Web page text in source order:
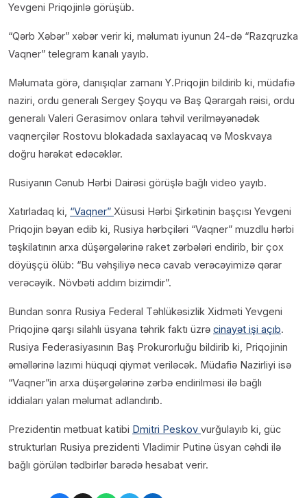
Yevgeni Priqojinlə görüşüb.
“Qərb Xəbər” xəbər verir ki, məlumatı iyunun 24-də “Razqruzka
Vaqner” telegram kanalı yayıb.
Məlumata görə, danışıqlar zamanı Y.Priqojin bildirib ki, müdafiə
naziri, ordu generalı Sergey Şoyqu və Baş Qərargah rəisi, ordu
generalı Valeri Gerasimov onlara təhvil verilməyənədək
vaqnerçilər Rostovu blokadada saxlayacaq və Moskvaya
doğru hərəkət edəcəklər.
Rusiyanın Cənub Hərbi Dairəsi görüşlə bağlı video yayıb.
Xatırladaq ki, “Vaqner” Xüsusi Hərbi Şirkətinin başçısı Yevgeni
Priqojin bəyan edib ki, Rusiya hərbçiləri “Vaqner” muzdlu hərbi
təşkilatının arxa düşərgələrinə raket zərbələri endirib, bir çox
döyüşçü ölüb: “Bu vəhşiliyə necə cavab verəcəyimizə qərar
verəcəyik. Növbəti addım bizimdir”.
Bundan sonra Rusiya Federal Təhlükəsizlik Xidməti Yevgeni
Priqojinə qarşı silahlı üsyana təhrik faktı üzrə cinayət işi açıb.
Rusiya Federasiyasının Baş Prokurorluğu bildirib ki, Priqojinin
əməllərinə lazımi hüquqi qiymət veriləcək. Müdafiə Nazirliyi isə
“Vaqner”in arxa düşərgələrinə zərbə endirilməsi ilə bağlı
iddiaları yalan məlumat adlandırıb.
Prezidentin mətbuat katibi Dmitri Peskov vurğulayıb ki, güc
strukturları Rusiya prezidenti Vladimir Putinə üsyan cəhdi ilə
bağlı görülən tədbirlər barədə hesabat verir.